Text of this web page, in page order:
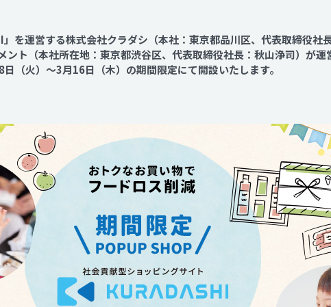
Contact
を運営する株式会社クラダシ（本社：東京都品川区、代表取締役社
ント（本社所在地：東京都渋谷区、代表取締役社長：秋山浄司）が
（火）～3月16日（木）の期間限定にて開設いたします。